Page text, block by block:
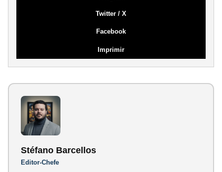
Twitter / X
Facebook
Imprimir
Stéfano Barcellos
Editor-Chefe